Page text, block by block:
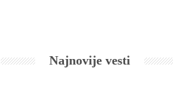
Najnovije vesti